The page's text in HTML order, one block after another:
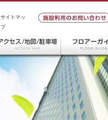
サイトマッ
プ